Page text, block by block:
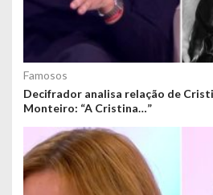
Famosos
Decifrador analisa relação de
Monteiro: “A Cristina…”